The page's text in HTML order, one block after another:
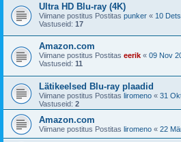
Ultra HD Blu-ray (4K)
Viimane postitus Postitas punker « 10
Vastuseid: 17
Amazon.com
Viimane postitus Postitas eerik « 09 Nov
Vastuseid: 11
Lätikeelsed Blu-ray plaadid
Viimane postitus Postitas liromeno « 31
Vastuseid: 2
Amazon.com
Viimane postitus Postitas liromeno « 22